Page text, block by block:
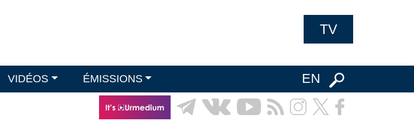
TV
VIDÉOS ÉMISSIONS EN